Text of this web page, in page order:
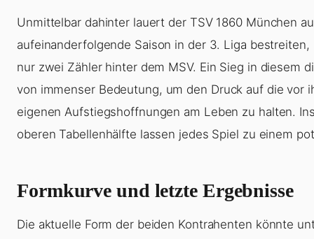
Unmittelbar dahinter lauert der TSV 1860 München
aufeinanderfolgende Saison in der 3. Liga
nur zwei Zähler hinter dem MSV. Ein Sieg in diesem
von immenser Bedeutung, um den Druck auf die vor
eigenen Aufstiegshoffnungen am Leben zu halten.
oberen Tabellenhälfte lassen jedes Spiel zu einem
Formkurve und letzte Ergebnisse
Die aktuelle Form der beiden Kontrahenten könnte